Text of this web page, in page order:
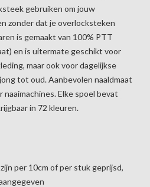
gebruiken om jouw
zonder dat je overlocksteken
is gemaakt van 100% PTT
en is uitermate geschikt voor
maar ook voor dagelijkse
tot oud. Aanbevolen naaldmaat
Elke spoel bevat
in 72 kleuren.
per 10cm of per stuk geprijsd,